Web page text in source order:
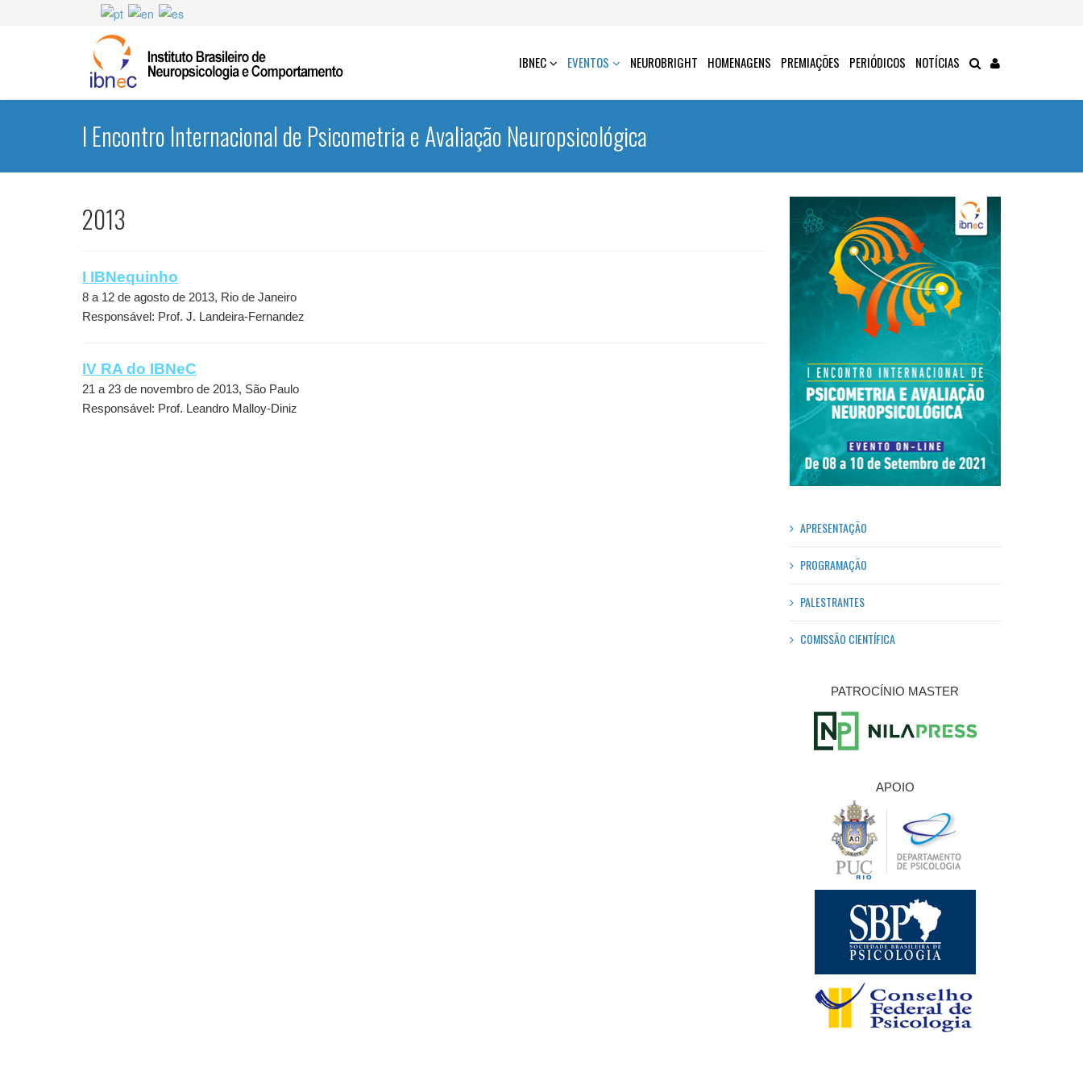
IBNEC EVENTOS NEUROBRIGHT HOMENAGENS PREMIAÇÕES PERIÓDICOS NOTÍCIAS
I Encontro Internacional de Psicometria e Avaliação Neuropsicológica
2013
I IBNequinho
8 a 12 de agosto de 2013, Rio de Janeiro
Responsável: Prof. J. Landeira-Fernandez
IV RA do IBNeC
21 a 23 de novembro de 2013, São Paulo
Responsável: Prof. Leandro Malloy-Diniz
APRESENTAÇÃO
PROGRAMAÇÃO
PALESTRANTES
COMISSÃO CIENTÍFICA
PATROCÍNIO MASTER
APOIO